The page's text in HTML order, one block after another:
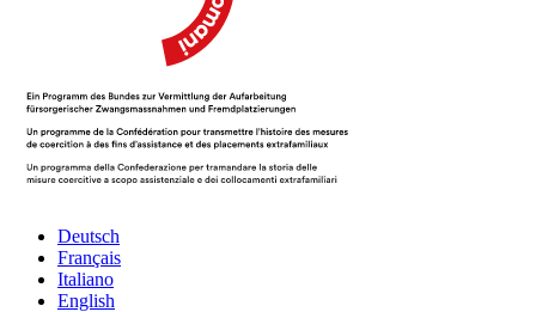
Deutsch
Français
Italiano
English